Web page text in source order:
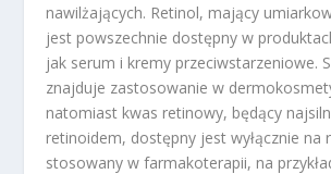
nawilżających. Retinol, mający
jest powszechnie dostępny w
jak serum i kremy przeciwstarzeniowe.
znajduje zastosowanie w
natomiast kwas retinowy, będący
retinoidem, dostępny jest wyłącznie na
stosowany w farmakoterapii, na